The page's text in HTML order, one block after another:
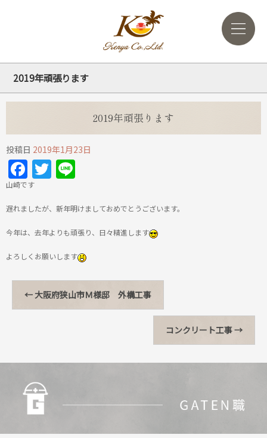
2019年頑張ります
2019年頑張ります
投稿日 2019年1月23日
Facebook
Twitter
山崎です
遅れましたが、新年明けましておめでとうございます。
今年は、去年よりも頑張り、日々精進します
よろしくお願いします
← 大阪府狭山市Ｍ様邸 外構工事
コンクリート工事→